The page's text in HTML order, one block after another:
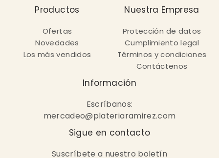
Productos
Ofertas
Novedades
Los más vendidos
Nuestra Empresa
Protección de datos
Cumplimiento legal
Términos y condiciones
Contáctenos
Información
Escríbanos:
mercadeo@plateriaramirez.com
Sigue en contacto
Suscríbete a nuestro boletín